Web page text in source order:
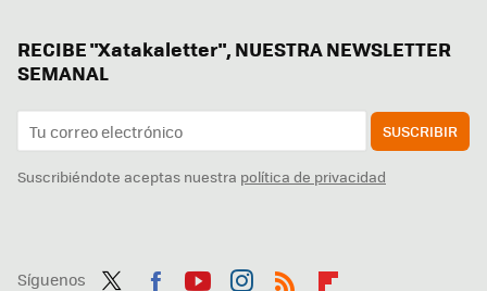
RECIBE "Xatakaletter", NUESTRA NEWSLETTER
SEMANAL
SUSCRIBIR
Suscribiéndote aceptas nuestra política de privacidad
Síguenos